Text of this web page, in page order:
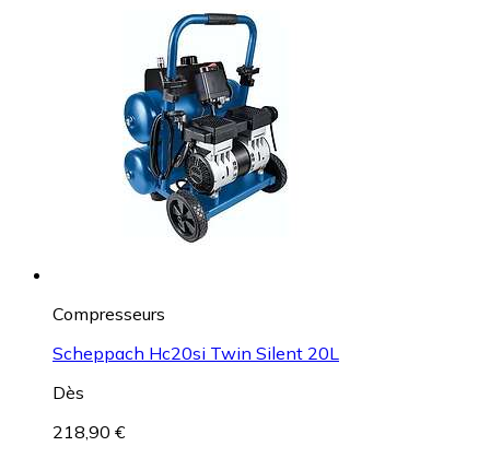
Compresseurs
Scheppach Hc20si Twin Silent 20L
Dès
218,90 €